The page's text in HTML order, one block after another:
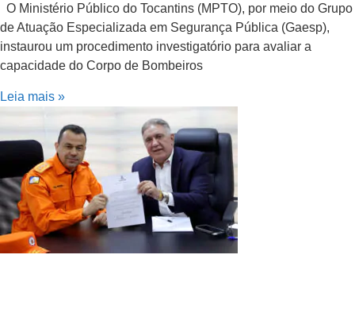
O Ministério Público do Tocantins (MPTO), por meio do Grupo
de Atuação Especializada em Segurança Pública (Gaesp),
instaurou um procedimento investigatório para avaliar a
capacidade do Corpo de Bombeiros
Leia mais »